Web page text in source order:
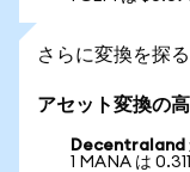
さらに変換を探る
アセット変換の
Decentraland
1 MANA は